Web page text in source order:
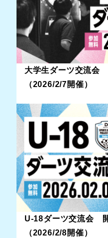
大学生ダーツ交流会
（2026/2/7開催）
U-18ダーツ交流会
（2026/2/8開催）